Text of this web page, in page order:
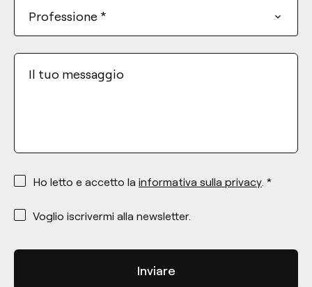
Professione *
Il tuo messaggio
*
Ho letto e accetto la informativa sulla privacy. *
*
Voglio iscrivermi alla newsletter.